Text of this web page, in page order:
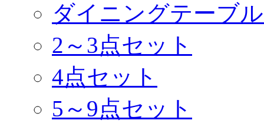
ダイニングテーブ
2～3点セット
4点セット
5～9点セット